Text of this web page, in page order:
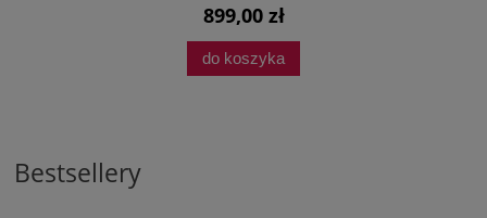
899,00 zł
do koszyka
Bestsellery